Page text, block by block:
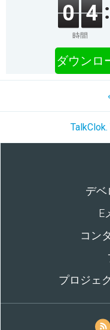
0 4
時間
ダウンロ
デベ
E
コン
プロジェ